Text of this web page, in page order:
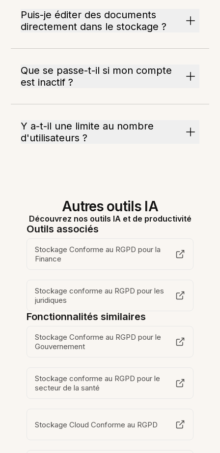
Puis-je éditer des documents
directement dans le stockage ?
Que se passe-t-il si mon compte
est inactif ?
Y a-t-il une limite au nombre
d'utilisateurs ?
Autres outils IA
Découvrez nos outils IA et de productivité
Outils associés
Stockage Conforme au RGPD pour la
Finance
Stockage conforme au RGPD pour les
juridiques
Fonctionnalités similaires
Stockage Conforme au RGPD pour le
Gouvernement
Stockage conforme au RGPD pour le
secteur de la santé
Stockage Cloud Conforme au RGPD